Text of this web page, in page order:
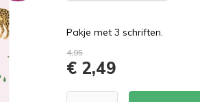
Pakje met 3 schriften.
4,95
€ 2,49